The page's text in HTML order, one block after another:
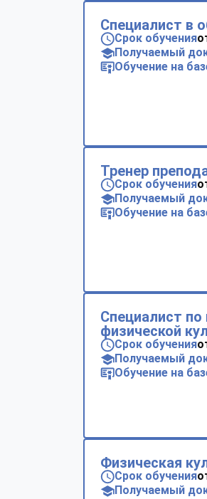
Специалист в
Срок обучения
Получаемый
Обучение на
Тренер
Срок обучения
Получаемый
Обучение на
Специалист
физической
Срок обучения
Получаемый
Обучение на
Физическая
Срок обучения
Получаемый